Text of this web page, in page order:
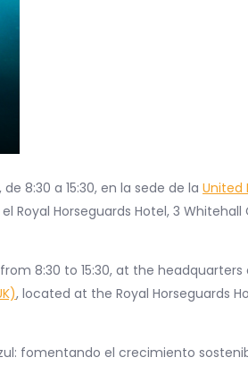
8:30 a 15:30, en la sede de la United
Royal Horseguards Hotel, 3 Whitehall
8:30 to 15:30, at the
, located at the Royal Horseguards
fomentando el crecimiento